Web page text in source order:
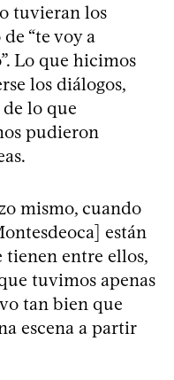
tuvieran los
“te voy a
Lo que hicimos
los diálogos,
lo que
pudieron
mismo, cuando
están
entre ellos,
tuvimos apenas
tan bien que
escena a partir